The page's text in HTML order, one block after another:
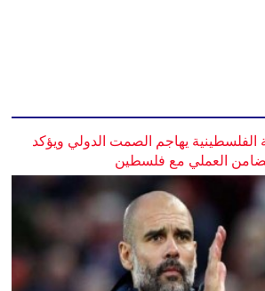
الفلسطينية يهاجم الصمت الدولي ويؤكد
العملي مع فلسطين